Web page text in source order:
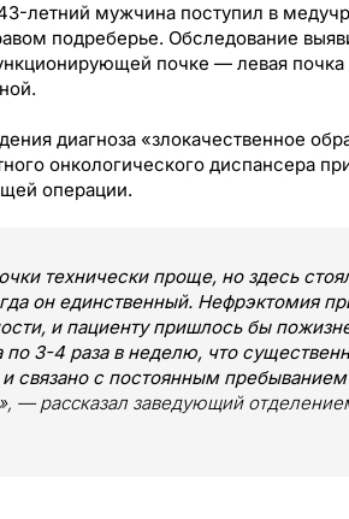
летний мужчина поступил в
подреберье. Обследование
почке — левая почка
диагноза «злокачественное
онкологического диспансера
операции.
технически проще, но здесь
он единственный. Нефрэктомия
и пациенту пришлось бы
по 3-4 раза в неделю, что
и связано с постоянным
— рассказал заведующий